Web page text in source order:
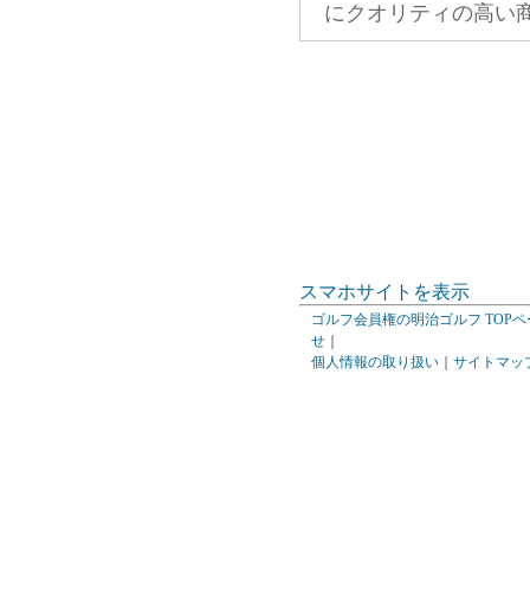
にクオリティの高い
スマホサイトを表示
ゴルフ会員権の明治ゴルフ TOPペ
せ
個人情報の取り扱い
サイトマッ